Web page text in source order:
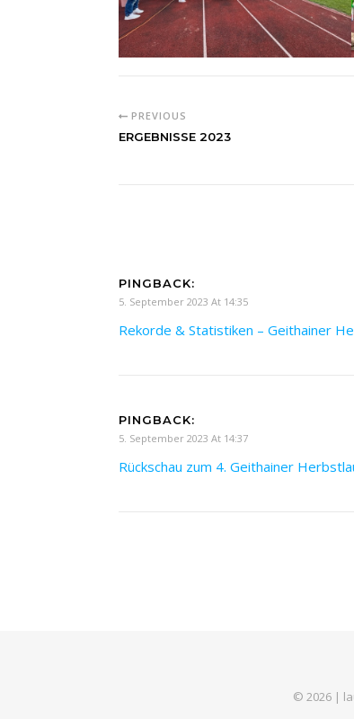
PREVIOUS
ERGEBNISSE 2023
PINGBACK:
5. September 2023 At 14:35
Rekorde & Statistiken – Geithainer
PINGBACK:
5. September 2023 At 14:37
Rückschau zum 4. Geithainer
© 2026 |